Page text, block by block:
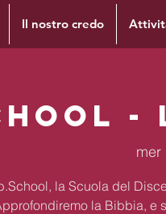
Il nostro credo
-
mer
la Scuola del
la Bibbia, e